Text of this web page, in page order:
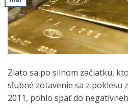
Zlato sa po silnom začiatku,
sľubné zotavenie sa z poklesu
2011, pohlo späť do